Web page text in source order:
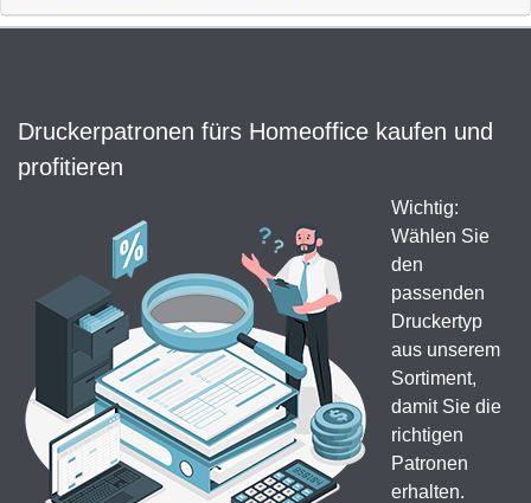
Druckerpatronen fürs Homeoffice kaufen und
profitieren
Wichtig:
Wählen Sie
den
passenden
Druckertyp
aus unserem
Sortiment,
damit Sie die
richtigen
Patronen
erhalten.